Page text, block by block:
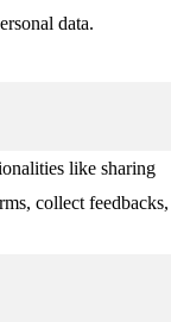
data.
like sharing
collect feedbacks,